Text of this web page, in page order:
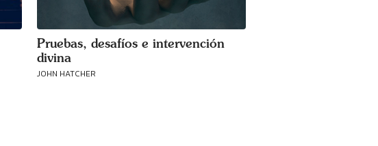
Pruebas, desafíos e intervención
divina
JOHN HATCHER